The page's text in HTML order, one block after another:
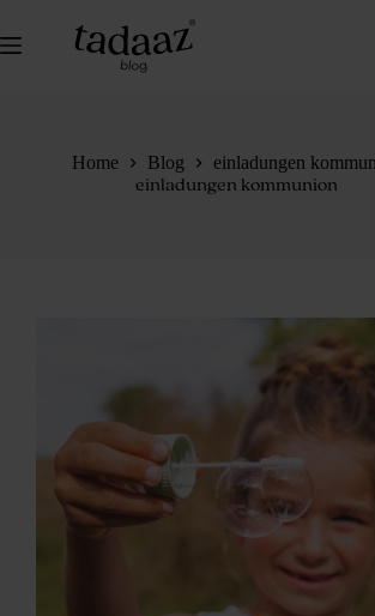
springen
Home Blog
einladungen
einladungen kommunion